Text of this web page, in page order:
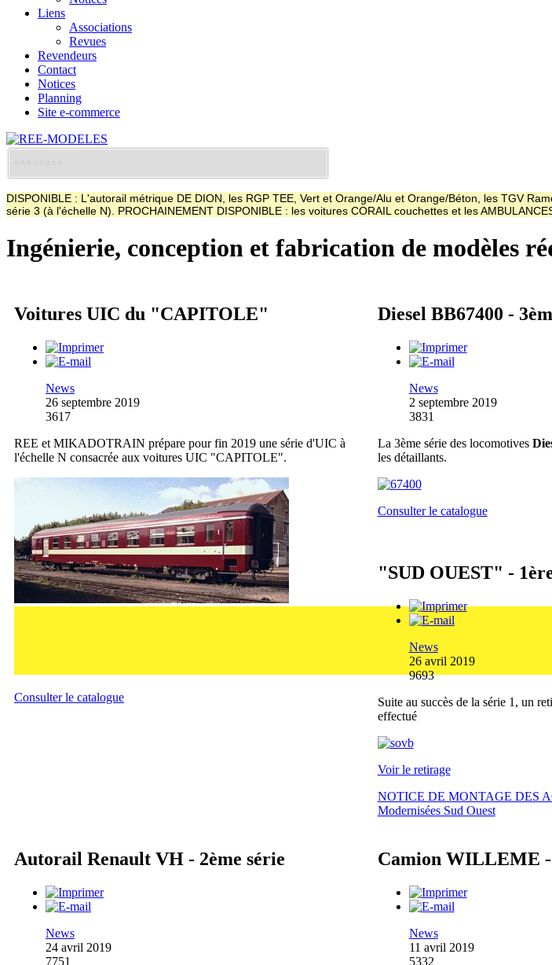
Liens
Associations
Revues
Revendeurs
Contact
Notices
Planning
Site e-commerce
DISPONIBLE : L'autorail métrique DE DION, les RGP TEE, Vert et Orange/Alu et Orange/Béton, les TGV
série 3 (à l'échelle N). PROCHAINEMENT DISPONIBLE : les voitures CORAIL couchettes et les
Ingénierie, conception et fabrication de modèles
Voitures UIC du "CAPITOLE"
News
26 septembre 2019
3617
REE et MIKADOTRAIN prépare pour fin 2019 une série d'UIC à
l'échelle N consacrée aux voitures UIC "CAPITOLE".
Consulter le catalogue
Diesel BB67400 -
News
2 septembre 2019
3831
La 3ème série des locomotives
les détaillants.
Consulter le catalogue
"SUD OUEST" -
News
26 avril 2019
9693
Suite au succès de la série 1, un
effectué
Voir le retirage
NOTICE DE MONTAGE DES
Modernisées Sud Ouest
Autorail Renault VH - 2ème série
News
24 avril 2019
7751
Camion WILLEME -
News
11 avril 2019
5332